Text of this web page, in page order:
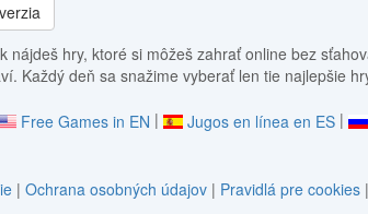
hry, ktoré si môžeš zahrať online bez
Každý deň sa snažime vyberať len tie najlepšie
Free Games in EN | Jugos en línea en ES |
| Ochrana osobných údajov| Pravidlá pre cookies|